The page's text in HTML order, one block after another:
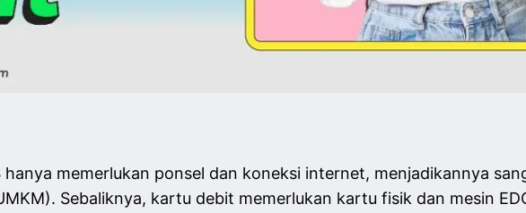
hanya memerlukan ponsel dan koneksi internet, menjadikannya
Sebaliknya, kartu debit memerlukan kartu fisik dan mesin